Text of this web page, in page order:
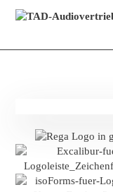
Menü überspringen